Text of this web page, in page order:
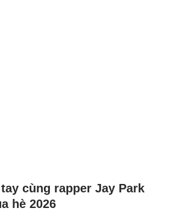
cùng rapper Jay Park
hè 2026